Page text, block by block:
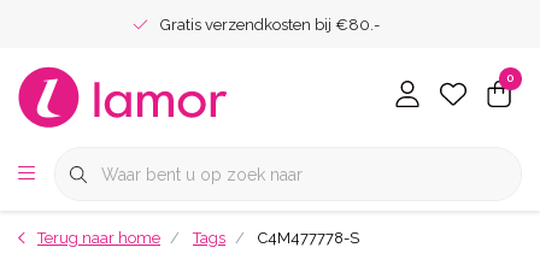
Gratis verzendkosten bij €80.-
0
Terug naar home Tags C4M477778-S